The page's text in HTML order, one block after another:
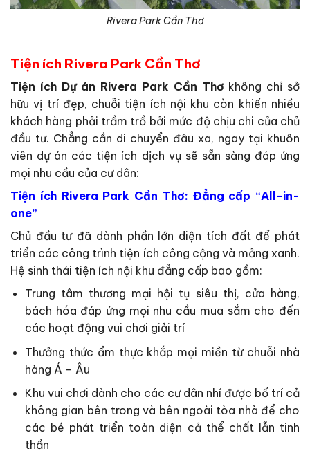
Rivera Park Cần Thơ
Tiện ích Rivera Park Cần Thơ
Tiện ích Dự án Rivera Park Cần Thơ không chỉ sở
hữu vị trí đẹp, chuỗi tiện ích nội khu còn khiến nhiều
khách hàng phải trầm trồ bởi mức độ chịu chi của chủ
đầu tư. Chẳng cần di chuyển đâu xa, ngay tại khuôn
viên dự án các tiện ích dịch vụ sẽ sẵn sàng đáp ứng
mọi nhu cầu của cư dân:
Tiện ích Rivera Park Cần Thơ: Đẳng cấp “All-in-
one”
Chủ đầu tư đã dành phần lớn diện tích đất để phát
triển các công trình tiện ích công cộng và mảng xanh.
Hệ sinh thái tiện ích nội khu đẳng cấp bao gồm:
Trung tâm thương mại hội tụ siêu thị, cửa hàng,
bách hóa đáp ứng mọi nhu cầu mua sắm cho đến
các hoạt động vui chơi giải trí
Thưởng thức ẩm thực khắp mọi miền từ chuỗi nhà
hàng Á – Âu
Khu vui chơi dành cho các cư dân nhí được bố trí cả
không gian bên trong và bên ngoài tòa nhà để cho
các bé phát triển toàn diện cả thể chất lẫn tinh
thần